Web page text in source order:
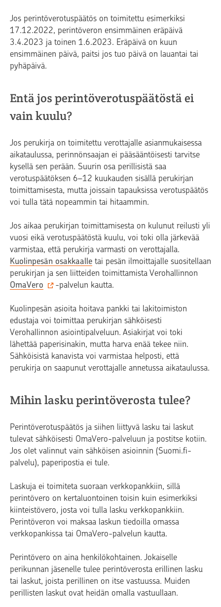
Jos perintöverotuspäätös on toimitettu esimerkiksi
17.12.2022, perintöveron ensimmäinen eräpäivä
3.4.2023 ja toinen 1.6.2023. Eräpäivä on kuun
ensimmäinen päivä, paitsi jos tuo päivä on lauantai tai
pyhäpäivä.
Entä jos perintöverotuspäätöstä ei
vain kuulu?
Jos perukirja on toimitettu verottajalle asianmukaisessa
aikataulussa, perinnönsaajan ei pääsääntöisesti tarvitse
kysellä sen perään. Suurin osa perillisistä saa
verotuspäätöksen 6–12 kuukauden sisällä perukirjan
toimittamisesta, mutta joissain tapauksissa verotuspäätös
voi tulla tätä nopeammin tai hitaammin.
Jos aikaa perukirjan toimittamisesta on kulunut reilusti yli
vuosi eikä verotuspäätöstä kuulu, voi toki olla järkevää
varmistaa, että perukirja varmasti on verottajalla.
Kuolinpesän osakkaalle tai pesän ilmoittajalle suositellaan
perukirjan ja sen liitteiden toimittamista Verohallinnon
OmaVero
-palvelun kautta.
Kuolinpesän asioita hoitava pankki tai lakitoimiston
edustaja voi toimittaa perukirjan sähköisesti
Verohallinnon asiointipalveluun. Asiakirjat voi toki
lähettää paperisinakin, mutta harva enää tekee niin.
Sähköisistä kanavista voi varmistaa helposti, että
perukirja on saapunut verottajalle annetussa aikataulussa.
Mihin lasku perintöverosta tulee?
Perintöverotuspäätös ja siihen liittyvä lasku tai laskut
tulevat sähköisesti OmaVero-palveluun ja postitse kotiin.
Jos olet valinnut vain sähköisen asioinnin (Suomi.fi-
palvelu), paperipostia ei tule.
Laskuja ei toimiteta suoraan verkkopankkiin, sillä
perintövero on kertaluontoinen toisin kuin esimerkiksi
kiinteistövero, josta voi tulla lasku verkkopankkiin.
Perintöveron voi maksaa laskun tiedoilla omassa
verkkopankissa tai OmaVero-palvelun kautta.
Perintövero on aina henkilökohtainen. Jokaiselle
perikunnan jäsenelle tulee perintöverosta erillinen lasku
tai laskut, joista perillinen on itse vastuussa. Muiden
perillisten laskut ovat heidän omalla vastuullaan.